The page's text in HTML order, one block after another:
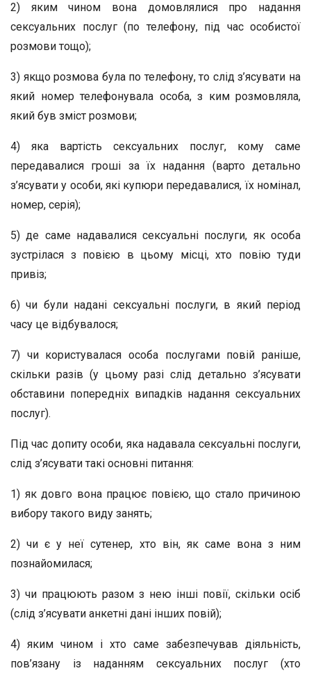
2) яким чином вона домовлялися про надання
сексуальних послуг (по телефону, під час особистої
розмови тощо);
3) якщо розмова була по телефону, то слід з’ясувати на
який номер телефонувала особа, з ким розмовляла,
який був зміст розмови;
4) яка вартість сексуальних послуг, кому саме
передавалися гроші за їх надання (варто детально
з’ясувати у особи, які купюри передавалися, їх номінал,
номер, серія);
5) де саме надавалися сексуальні послуги, як особа
зустрілася з повією в цьому місці, хто повію туди
привіз;
6) чи були надані сексуальні послуги, в який період
часу це відбувалося;
7) чи користувалася особа послугами повій раніше,
скільки разів (у цьому разі слід детально з’ясувати
обставини попередніх випадків надання сексуальних
послуг).
Під час допиту особи, яка надавала сексуальні послуги,
слід з’ясувати такі основні питання:
1) як довго вона працює повією, що стало причиною
вибору такого виду занять;
2) чи є у неї сутенер, хто він, як саме вона з ним
познайомилася;
3) чи працюють разом з нею інші повії, скільки осіб
(слід з’ясувати анкетні дані інших повій);
4) яким чином і хто саме забезпечував діяльність,
пов’язану із наданням сексуальних послуг (хто